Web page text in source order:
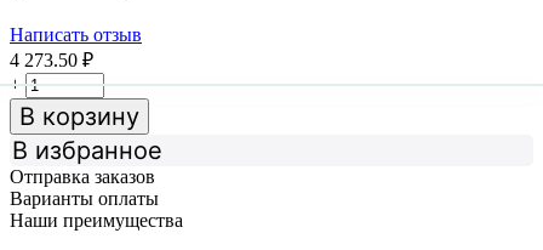
Написать отзыв
4 273.50 ₽
+
−
В корзину
В избранное
Отправка заказов
Варианты оплаты
Наши преимущества